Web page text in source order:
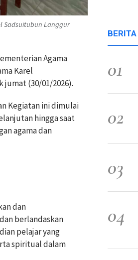
Sadsuitubun Langgur
Agama
Karel
jumat (30/01/2026).
Kegiatan ini dimulai
hingga saat
agama dan
dan
berlandaskan
pelajar yang
spiritual dalam
BERITA
01
02
03
04